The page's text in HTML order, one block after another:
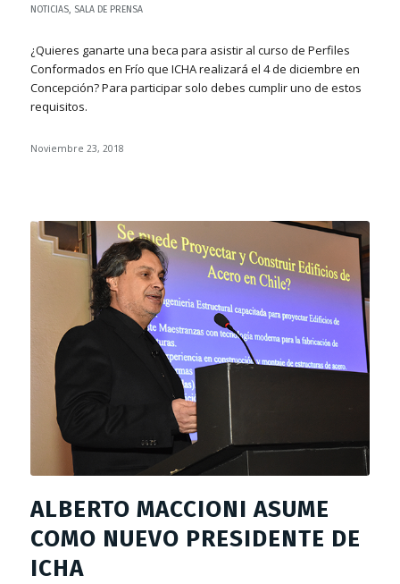
NOTICIAS, SALA DE PRENSA
¿Quieres ganarte una beca para asistir al curso de Perfiles
Conformados en Frío que ICHA realizará el 4 de diciembre en
Concepción? Para participar solo debes cumplir uno de estos
requisitos.
Noviembre 23, 2018
ALBERTO MACCIONI ASUME
COMO NUEVO PRESIDENTE DE
ICHA